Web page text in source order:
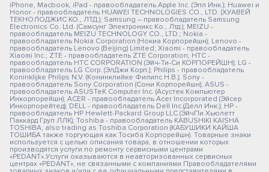
iPhone, Macbook, iPad - правообладатель Apple Inc. (Эпл Инк.); Huawei и
Honor - правообладатель HUAWEI TECHNOLOGIES CO., LTD. (ХУАВЕЙ
ТЕКНОЛОДЖИС КО., ЛТД.); Samsung – правообладатель Samsung
Electronics Co. Ltd. (Самсунг Электроникс Ко., Лтд.); MEIZU -
правообладатель MEIZU TECHNOLOGY CO., LTD.; Nokia -
правообладатель Nokia Corporation (Нокиа Корпорейшн); Lenovo -
правообладатель Lenovo (Beijing) Limited; Xiaomi - правообладатель
Xiaomi Inc.; ZTE - правообладатель ZTE Corporation; HTC -
правообладатель HTC CORPORATION (Эйч-Ти-Си КОРПОРЕЙШН); LG -
правообладатель LG Corp. (ЭлДжи Корп.); Philips - правообладатель
Koninklijke Philips N.V. (Конинклийке Филипс Н.В.); Sony -
правообладатель Sony Corporation (Сони Корпорейшн); ASUS -
правообладатель ASUSTeK Computer Inc. (Асустек Компьютер
Инкорпорейшн); ACER - правообладатель Acer Incorporated (Эйсер
Инкорпорейтед); DELL - правообладатель Dell Inc.(Делл Инк.); HP -
правообладатель HP Hewlett-Packard Group LLC (ЭйчПи Хьюлетт
Паккард Груп ЛЛК); Toshiba - правообладатель KABUSHIKI KAISHA
TOSHIBA, also trading as Toshiba Corporation (КАБУШИКИ КАЙША
ТОШИБА также торгующая как Тосиба Корпорейшн). Товарные знаки
используется с целью описания товара, в отношении которых
производятся услуги по ремонту сервисными центрами
«PEDANT».Услуги оказываются в неавторизованных сервисных
центрах «PEDANT», не связанными с компаниями Правообладателями